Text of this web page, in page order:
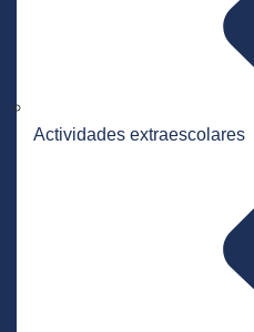
Actividades extraescolares